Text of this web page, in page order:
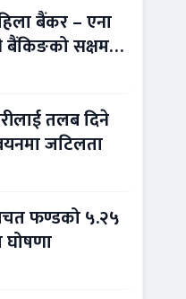
बैंकर – एना
बैंकिङको सक्षम
तलब दिने
जटिलता
फण्डको ५.२५
घोषणा